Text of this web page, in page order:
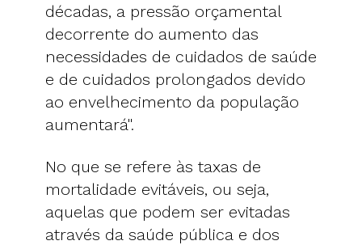
décadas, a pressão orçamental
decorrente do aumento das
necessidades de cuidados de saúde
e de cuidados prolongados devido
ao envelhecimento da população
aumentará".
No que se refere às taxas de
mortalidade evitáveis, ou seja,
aquelas que podem ser evitadas
através da saúde pública e dos